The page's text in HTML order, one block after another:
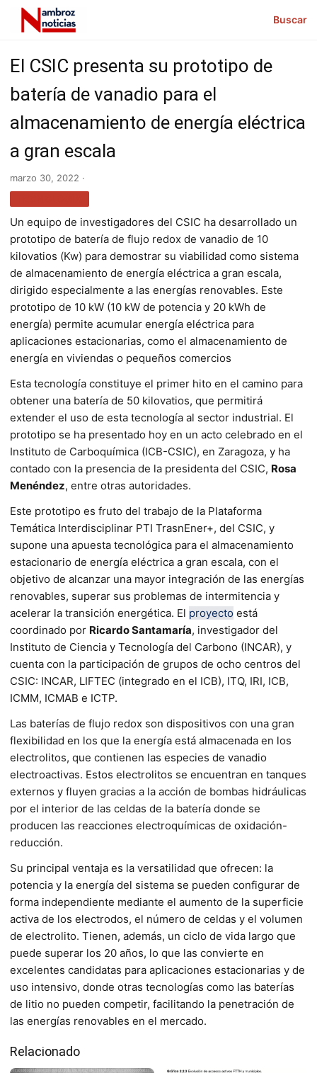
Buscar
El CSIC presenta su prototipo de
batería de vanadio para el
almacenamiento de energía eléctrica
a gran escala
marzo 30, 2022 ·
Un equipo de investigadores del CSIC ha desarrollado un
prototipo de batería de flujo redox de vanadio de 10
kilovatios (Kw) para demostrar su viabilidad como sistema
de almacenamiento de energía eléctrica a gran escala,
dirigido especialmente a las energías renovables. Este
prototipo de 10 kW (10 kW de potencia y 20 kWh de
energía) permite acumular energía eléctrica para
aplicaciones estacionarias, como el almacenamiento de
energía en viviendas o pequeños comercios
Esta tecnología constituye el primer hito en el camino para
obtener una batería de 50 kilovatios, que permitirá
extender el uso de esta tecnología al sector industrial. El
prototipo se ha presentado hoy en un acto celebrado en el
Instituto de Carboquímica (ICB-CSIC), en Zaragoza, y ha
contado con la presencia de la presidenta del CSIC, Rosa
Menéndez, entre otras autoridades.
Este prototipo es fruto del trabajo de la Plataforma
Temática Interdisciplinar PTI TrasnEner+, del CSIC, y
supone una apuesta tecnológica para el almacenamiento
estacionario de energía eléctrica a gran escala, con el
objetivo de alcanzar una mayor integración de las energías
renovables, superar sus problemas de intermitencia y
acelerar la transición energética. El proyecto está
coordinado por Ricardo Santamaría, investigador del
Instituto de Ciencia y Tecnología del Carbono (INCAR), y
cuenta con la participación de grupos de ocho centros del
CSIC: INCAR, LIFTEC (integrado en el ICB), ITQ, IRI, ICB,
ICMM, ICMAB e ICTP.
Las baterías de flujo redox son dispositivos con una gran
flexibilidad en los que la energía está almacenada en los
electrolitos, que contienen las especies de vanadio
electroactivas. Estos electrolitos se encuentran en tanques
externos y fluyen gracias a la acción de bombas hidráulicas
por el interior de las celdas de la batería donde se
producen las reacciones electroquímicas de oxidación-
reducción.
Su principal ventaja es la versatilidad que ofrecen: la
potencia y la energía del sistema se pueden configurar de
forma independiente mediante el aumento de la superficie
activa de los electrodos, el número de celdas y el volumen
de electrolito. Tienen, además, un ciclo de vida largo que
puede superar los 20 años, lo que las convierte en
excelentes candidatas para aplicaciones estacionarias y de
uso intensivo, donde otras tecnologías como las baterías
de litio no pueden competir, facilitando la penetración de
las energías renovables en el mercado.
Relacionado